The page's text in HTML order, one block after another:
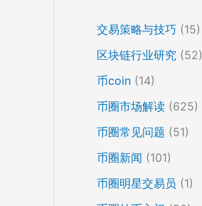
交易策略与技巧 (15)
区块链行业研究 (52)
币coin (14)
币圈市场解读 (625)
币圈常见问题 (51)
币圈新闻 (101)
币圈明星交易员 (1)